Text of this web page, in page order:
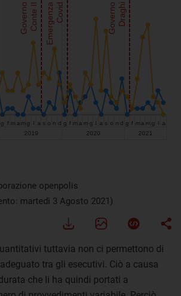
openpolis
martedì 3 Agosto 2021)
tuttavia non ci permettono di
tra gli esecutivi. Ciò a causa
che li ha quindi portati a